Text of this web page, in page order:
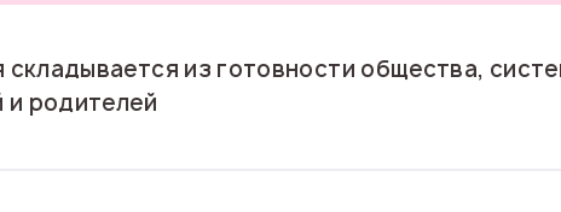
из готовности общества,
и родителей